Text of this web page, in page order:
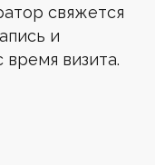
свяжется
и
время визита.